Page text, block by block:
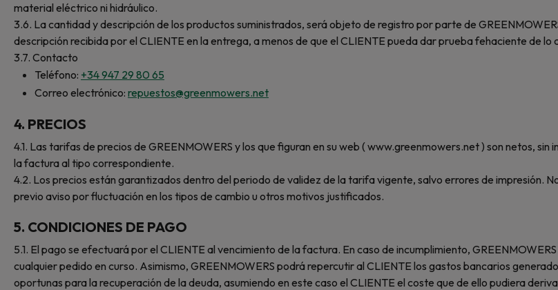
material eléctrico ni hidráulico.
3.6. La cantidad y descripción de los productos suministrados, será objeto de registro por parte de
descripción recibida por el CLIENTE en la entrega, a menos de que el CLIENTE pueda dar prueba fehaciente de lo
3.7. Contacto
Teléfono: +34 947 29 80 65
Correo electrónico: repuestos@greenmowers.net
4. PRECIOS
4.1. Las tarifas de precios de GREENMOWERS y los que figuran en su web ( www.greenmowers.net ) son netos,
la factura al tipo correspondiente.
4.2. Los precios están garantizados dentro del periodo de validez de la tarifa vigente, salvo errores de impresión.
previo aviso por fluctuación en los tipos de cambio u otros motivos justificados.
5. CONDICIONES DE PAGO
5.1. El pago se efectuará por el CLIENTE al vencimiento de la factura. En caso de incumplimiento,
cualquier pedido en curso. Asimismo, GREENMOWERS podrá repercutir al CLIENTE los gastos bancarios
oportunas para la recuperación de la deuda, asumiendo en este caso el CLIENTE el coste que de ello pudiera